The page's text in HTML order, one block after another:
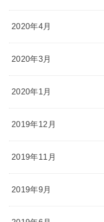
2020年4月
2020年3月
2020年1月
2019年12月
2019年11月
2019年9月